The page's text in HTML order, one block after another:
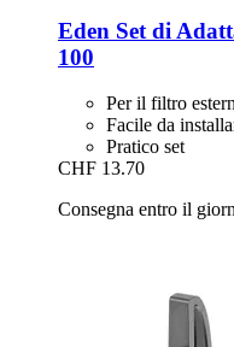
Eden Set di
100
Per il filtro
Facile da
Pratico set
CHF 13.70
Consegna entro il